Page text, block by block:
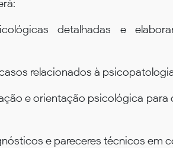
detalhadas e
relacionados à
e orientação psicológica
e pareceres técnicos em